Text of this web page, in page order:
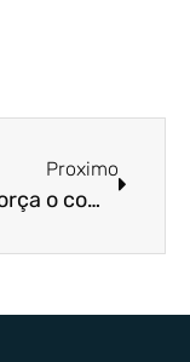
Proximo
MPT reforça o compromisso com os trabalhadores da Proteção ao Voo